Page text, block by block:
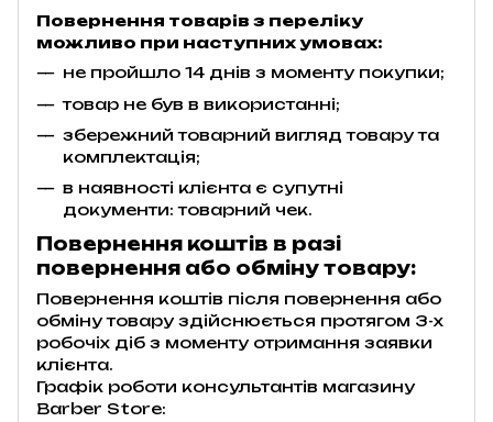
Повернення товарів з переліку
можливо при наступних умовах:
не пройшло 14 днів з моменту покупки;
товар не був в використанні;
збережний товарний вигляд товару та
комплектація;
в наявності клієнта є супутні
документи: товарний чек.
Повернення коштів в разі
повернення або обміну товару:
Повернення коштів після повернення або
обміну товару здійснюється протягом 3-х
робочіх діб з моменту отримання заявки
клієнта.
Графік роботи консультантів магазину
Barber Store: